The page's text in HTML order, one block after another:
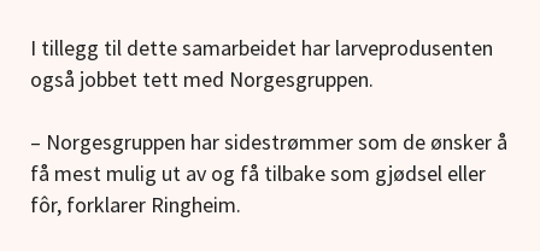
I tillegg til dette samarbeidet har larveprodusenten
også jobbet tett med Norgesgruppen.
– Norgesgruppen har sidestrømmer som de ønsker å
få mest mulig ut av og få tilbake som gjødsel eller
fôr, forklarer Ringheim.